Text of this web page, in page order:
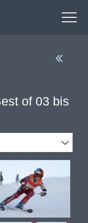
of 03 bis